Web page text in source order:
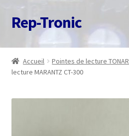
Aller
à
navigation
Aller
au
Rep-Tronic
Accueil
A propos
Articles
Accueil Pointes de lecture TONAR
lecture MARANTZ CT-300